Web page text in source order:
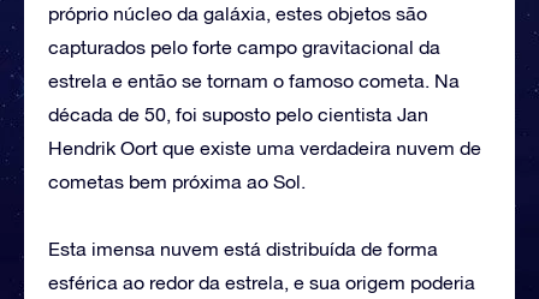
próprio núcleo da galáxia, estes objetos são
capturados pelo forte campo gravitacional da
estrela e então se tornam o famoso cometa. Na
década de 50, foi suposto pelo cientista Jan
Hendrik Oort que existe uma verdadeira nuvem de
cometas bem próxima ao Sol.
Esta imensa nuvem está distribuída de forma
esférica ao redor da estrela, e sua origem poderia